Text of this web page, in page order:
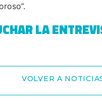
LA
VOLVER A